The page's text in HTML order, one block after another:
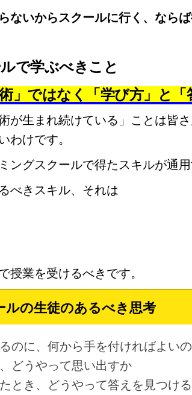
ないからスクールに行く、なら
で学ぶべきこと
」ではなく「学び方」と「
が生まれ続けている」 ことは皆
わけです。
ングスクールで得たスキルが通用
べきスキル、それは
授業を受けるべきです。
の生徒のあるべき思考
のに、何から手を付ければよい
どうやって思い出すか
とき、どうやって答えを見つけ